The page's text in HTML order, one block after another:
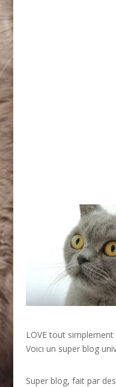
LOVE tout simplement
Voici un super blog
Super blog, fait par